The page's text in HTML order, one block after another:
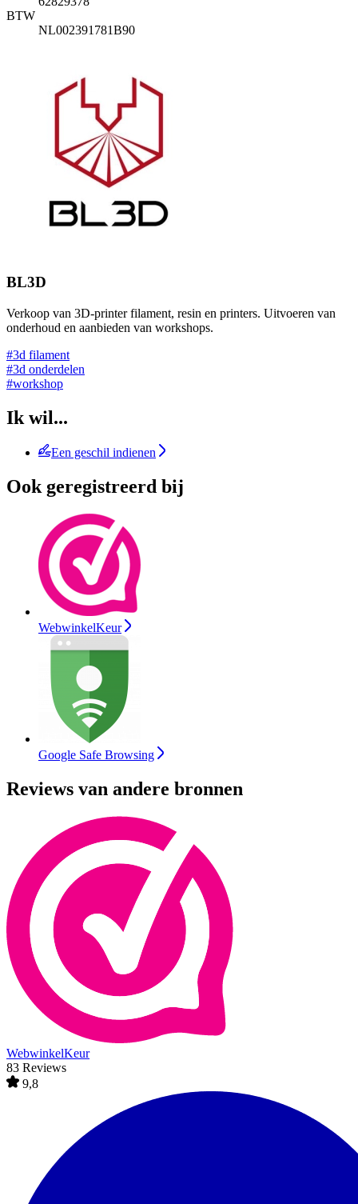
BTW
NL002391781B90
BL3D
Verkoop van 3D-printer filament, resin en printers. Uitvoeren van
onderhoud en aanbieden van workshops.
#3d filament
#3d onderdelen
#workshop
Ik wil...
Een geschil indienen
Ook geregistreerd bij
WebwinkelKeur
Google Safe Browsing
Reviews van andere bronnen
WebwinkelKeur
83 Reviews
9,8